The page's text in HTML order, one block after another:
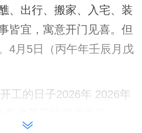
、出行、搬家、入宅、装
皆宜，寓意开门见喜。但
4月5日（丙午年壬辰月戊